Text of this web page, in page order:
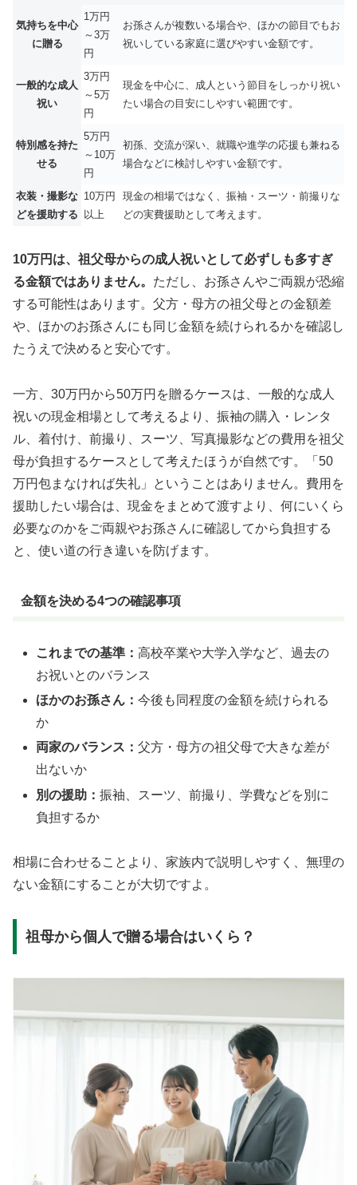
気持ちを中心
に贈る
1万円
～3万
円
お孫さんが複数いる場合や、ほかの節目でもお
祝いしている家庭に選びやすい金額です。
一般的な成人
祝い
3万円
～5万
円
現金を中心に、成人という節目をしっかり祝い
たい場合の目安にしやすい範囲です。
特別感を持た
せる
5万円
～10万
円
初孫、交流が深い、就職や進学の応援も兼ねる
場合などに検討しやすい金額です。
衣装・撮影な
どを援助する
10万円
以上
現金の相場ではなく、振袖・スーツ・前撮りな
どの実費援助として考えます。
10万円は、祖父母からの成人祝いとして必ずしも多すぎ
る金額ではありません。 ただし、お孫さんやご両親が恐縮
する可能性はあります。父方・母方の祖父母との金額差
や、ほかのお孫さんにも同じ金額を続けられるかを確認し
たうえで決めると安心です。
一方、30万円から50万円を贈るケースは、一般的な成人
祝いの現金相場として考えるより、振袖の購入・レンタ
ル、着付け、前撮り、スーツ、写真撮影などの費用を祖父
母が負担するケースとして考えたほうが自然です。「50
万円包まなければ失礼」ということはありません。費用を
援助したい場合は、現金をまとめて渡すより、何にいくら
必要なのかをご両親やお孫さんに確認してから負担する
と、使い道の行き違いを防げます。
金額を決める4つの確認事項
これまでの基準：高校卒業や大学入学など、過去の
お祝いとのバランス
ほかのお孫さん：今後も同程度の金額を続けられる
か
両家のバランス：父方・母方の祖父母で大きな差が
出ないか
別の援助：振袖、スーツ、前撮り、学費などを別に
負担するか
相場に合わせることより、家族内で説明しやすく、無理の
ない金額にすることが大切ですよ。
祖母から個人で贈る場合はいくら？